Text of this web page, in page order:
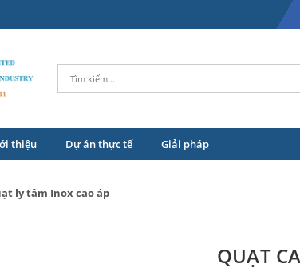
thiệu Dự án thực tế Giải pháp
ly tâm Inox cao áp
QUẠT